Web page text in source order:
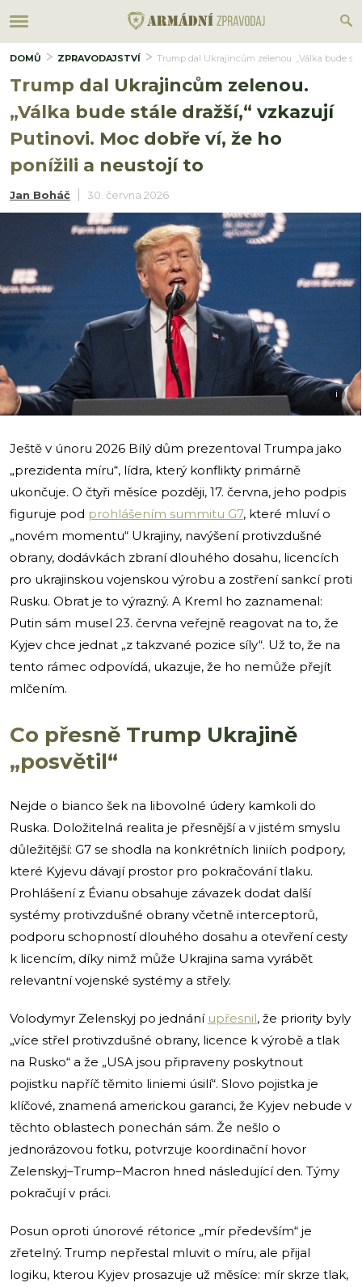
DOMŮ ZPRAVODAJSTVÍ Trump dal Ukrajincům zelenou. „Válka bude
Trump dal Ukrajincům zelenou.
„Válka bude stále dražší,“ vzkazují
Putinovi. Moc dobře ví, že ho
ponížili a neustojí to
Jan Boháč 30. června 2026
i
Ještě v únoru 2026 Bílý dům prezentoval Trumpa jako
„prezidenta míru“, lídra, který konflikty primárně
ukončuje. O čtyři měsíce později, 17. června, jeho podpis
figuruje pod prohlášením summitu G7, které mluví o
„novém momentu“ Ukrajiny, navýšení protivzdušné
obrany, dodávkách zbraní dlouhého dosahu, licencích
pro ukrajinskou vojenskou výrobu a zostření sankcí proti
Rusku. Obrat je to výrazný. A Kreml ho zaznamenal:
Putin sám musel 23. června veřejně reagovat na to, že
Kyjev chce jednat „z takzvané pozice síly“. Už to, že na
tento rámec odpovídá, ukazuje, že ho nemůže přejít
mlčením.
Co přesně Trump Ukrajině
„posvětil“
Nejde o bianco šek na libovolné údery kamkoli do
Ruska. Doložitelná realita je přesnější a v jistém smyslu
důležitější: G7 se shodla na konkrétních liniích podpory,
které Kyjevu dávají prostor pro pokračování tlaku.
Prohlášení z Évianu obsahuje závazek dodat další
systémy protivzdušné obrany včetně interceptorů,
podporu schopností dlouhého dosahu a otevření cesty
k licencím, díky nimž může Ukrajina sama vyrábět
relevantní vojenské systémy a střely.
Volodymyr Zelenskyj po jednání upřesnil, že priority byly
„více střel protivzdušné obrany, licence k výrobě a tlak
na Rusko“ a že „USA jsou připraveny poskytnout
pojistku napříč těmito liniemi úsilí“. Slovo pojistka je
klíčové, znamená americkou garanci, že Kyjev nebude v
těchto oblastech ponechán sám. Že nešlo o
jednorázovou fotku, potvrzuje koordinační hovor
Zelenskyj–Trump–Macron hned následující den. Týmy
pokračují v práci.
Posun oproti únorové rétorice „mír především“ je
zřetelný. Trump nepřestal mluvit o míru, ale přijal
logiku, kterou Kyjev prosazuje už měsíce: mír skrze tlak,